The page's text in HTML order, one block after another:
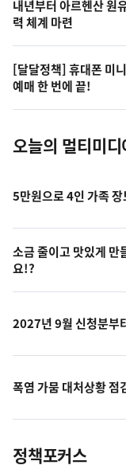
오
늘
의
사
진
내년부터 아르헨산 원
력 체계 마련
[달달정책] 휴대폰 미
예매 한 번에 끝!
오늘의 멀티미디
5만원으로 4인 가족
소금 줄이고 맛있게 만
요!?
2027년 9월 신청분부
폭염 가뭄 대처상황 점
정책포커스